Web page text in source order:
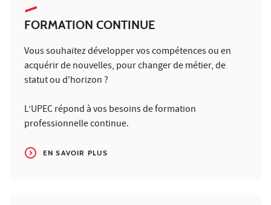
FORMATION CONTINUE
Vous souhaitez développer vos compétences ou en
acquérir de nouvelles, pour changer de métier, de
statut ou d'horizon ?
L’UPEC répond à vos besoins de formation
professionnelle continue.
EN SAVOIR PLUS